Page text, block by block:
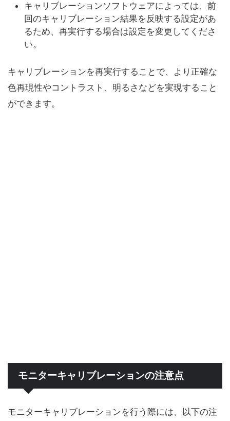
キャリブレーションソフトウェアによっては、前
回のキャリブレーション結果を反映する設定があ
るため、再実行する場合は設定を変更してくださ
い。
キャリブレーションを再実行することで、より正確な
色再現性やコントラスト、明るさなどを実現すること
ができます。
モニターキャリブレーションの注意点
モニターキャリブレーションを行う際には、以下の注